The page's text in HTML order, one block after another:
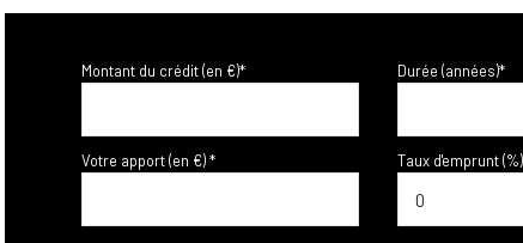
Montant du crédit (en €)* Durée (années)*
Votre apport (en €) * Taux d'emprunt